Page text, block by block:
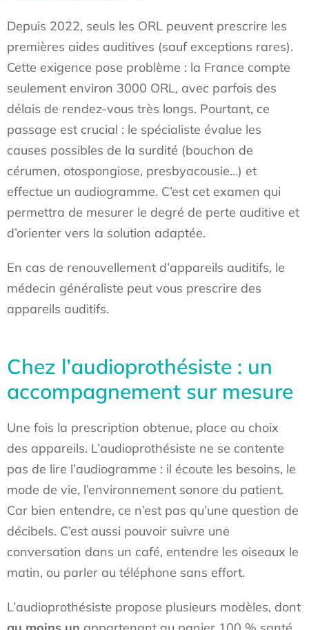
Depuis 2022, seuls les ORL peuvent prescrire les
premières aides auditives (sauf exceptions rares).
Cette exigence pose problème : la France compte
seulement environ 3000 ORL, avec parfois des
délais de rendez-vous très longs. Pourtant, ce
passage est crucial : le spécialiste évalue les
causes possibles de la surdité (bouchon de
cérumen, otospongiose, presbyacousie…) et
effectue un audiogramme. C’est cet examen qui
permettra de mesurer le degré de perte auditive et
d’orienter vers la solution adaptée.
En cas de renouvellement d’appareils auditifs, le
médecin généraliste peut vous prescrire des
appareils auditifs.
Chez l’audioprothésiste : un
accompagnement sur mesure
Une fois la prescription obtenue, place au choix
des appareils. L’audioprothésiste ne se contente
pas de lire l’audiogramme : il écoute les besoins, le
mode de vie, l’environnement sonore du patient.
Car bien entendre, ce n’est pas qu’une question de
décibels. C’est aussi pouvoir suivre une
conversation dans un café, entendre les oiseaux le
matin, ou parler au téléphone sans effort.
L’audioprothésiste propose plusieurs modèles, dont